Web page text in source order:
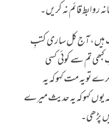
پاک کی 380 کتب ہیں، آج کل ساری کتبِ
تم سے کوئی کسی
یہ مت کہو کہ یہ
یوں کہو کہ یہ حدیث میرے
پڑھی۔